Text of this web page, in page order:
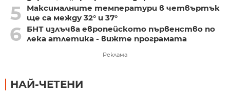
5
Максималните температури в четвъртък
ще са между 32° и 37°
6
БНТ излъчва европейското първенство по
лека атлетика - вижте програмата
Реклама
НАЙ-ЧЕТЕНИ